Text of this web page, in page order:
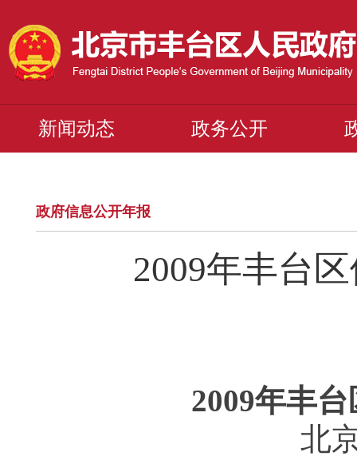
新闻动态 政务公开
政府信息公开年报
2009年丰台
2009年丰台
北